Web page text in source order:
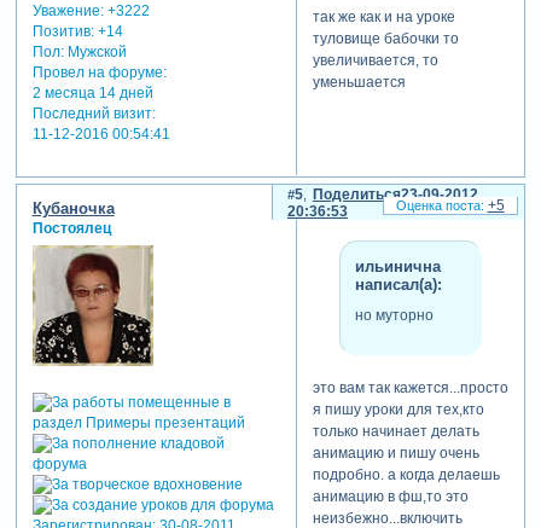
Уважение: +3222
Позитив: +14
Пол:Мужской
Провел на форуме:
2 месяца 14 дней
Последний визит:
11-12-2016 00:54:41
так же как и на уроке
туловище бабочки то
увеличивается, то
уменьшается
Поделиться
5
23-09-2012
20:36:53
Кубаночка
Постоялец
ильинична
написал(а):
но муторно
это вам так кажется...просто
я пишу уроки для тех,кто
только начинает делать
анимацию и пишу очень
подробно. а когда делаешь
анимацию в фш,то это
неизбежно...включить
+5